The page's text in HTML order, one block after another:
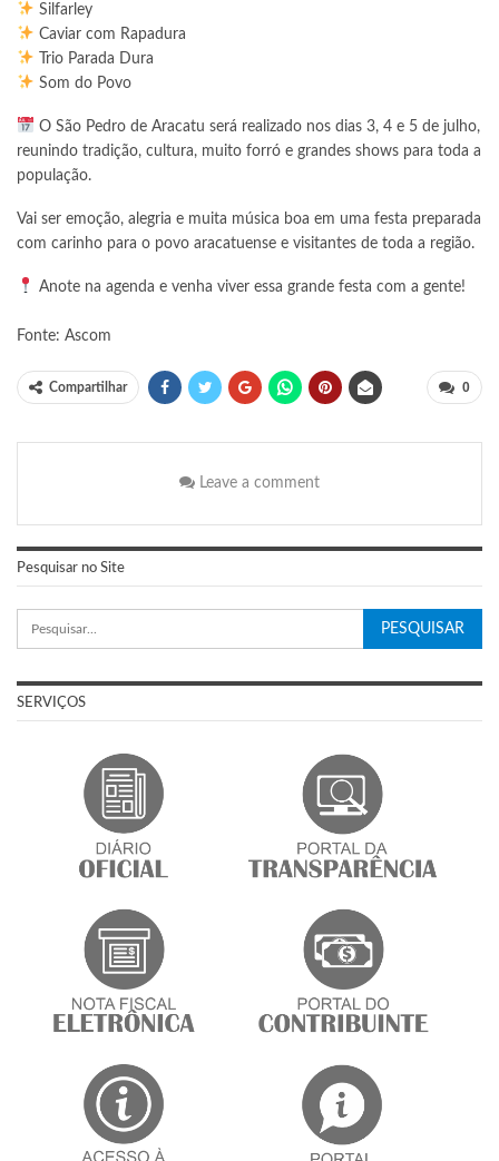
Silfarley
Caviar com Rapadura
Trio Parada Dura
Som do Povo
O São Pedro de Aracatu será realizado nos dias 3, 4 e 5 de julho,
reunindo tradição, cultura, muito forró e grandes shows para toda a
população.
Vai ser emoção, alegria e muita música boa em uma festa preparada
com carinho para o povo aracatuense e visitantes de toda a região.
Anote na agenda e venha viver essa grande festa com a gente!
Fonte: Ascom
Compartilhar 0
Leave a comment
Pesquisar no Site
SERVIÇOS